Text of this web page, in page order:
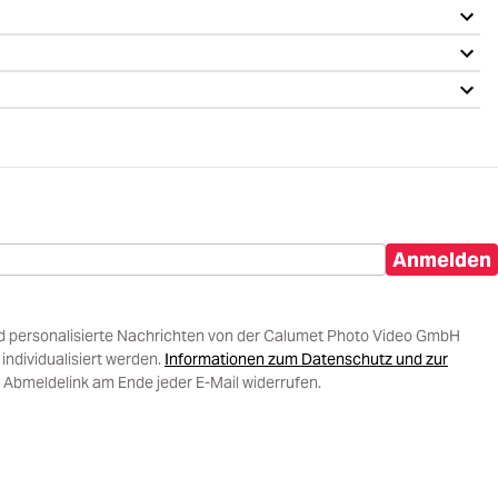
Anmelden
Nachrichten von der Calumet Photo Video GmbH
werden. Informationen zum Datenschutz und zur
am Ende jeder E-Mail widerrufen.